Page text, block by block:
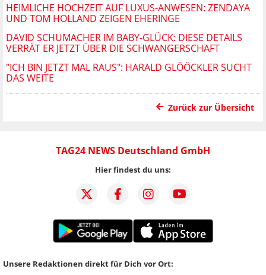
HEIMLICHE HOCHZEIT AUF LUXUS-ANWESEN: ZENDAYA
UND TOM HOLLAND ZEIGEN EHERINGE
DAVID SCHUMACHER IM BABY-GLÜCK: DIESE DETAILS
VERRÄT ER JETZT ÜBER DIE SCHWANGERSCHAFT
"ICH BIN JETZT MAL RAUS": HARALD GLÖÖCKLER SUCHT
DAS WEITE
Zurück zur Übersicht
TAG24 NEWS Deutschland GmbH
Hier findest du uns:
Unsere Redaktionen direkt für Dich vor Ort: